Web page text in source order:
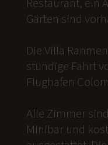
Gärten sind
Die Villa
stündige Fahrt
Flughafen
Alle Zimmer
Minibar und